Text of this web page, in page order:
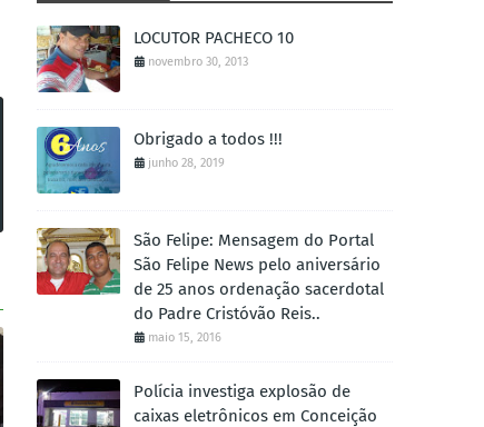
LOCUTOR PACHECO 10
novembro 30, 2013
Obrigado a todos !!!
junho 28, 2019
São Felipe: Mensagem do Portal
São Felipe News pelo aniversário
de 25 anos ordenação sacerdotal
do Padre Cristóvão Reis..
maio 15, 2016
Polícia investiga explosão de
caixas eletrônicos em Conceição